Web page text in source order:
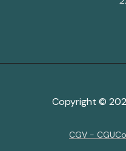
Copyright ©
CGV - CGU